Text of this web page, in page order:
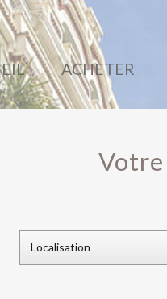
ACHETER
Localisation